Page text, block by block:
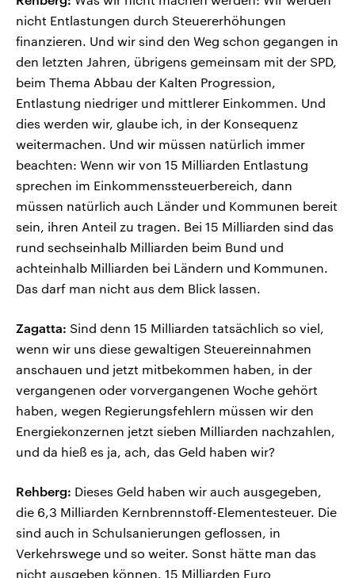
nicht Entlastungen durch Steuererhöhungen
finanzieren. Und wir sind den Weg schon gegangen in
den letzten Jahren, übrigens gemeinsam mit der SPD,
beim Thema Abbau der Kalten Progression,
Entlastung niedriger und mittlerer Einkommen. Und
dies werden wir, glaube ich, in der Konsequenz
weitermachen. Und wir müssen natürlich immer
beachten: Wenn wir von 15 Milliarden Entlastung
sprechen im Einkommenssteuerbereich, dann
müssen natürlich auch Länder und Kommunen bereit
sein, ihren Anteil zu tragen. Bei 15 Milliarden sind das
rund sechseinhalb Milliarden beim Bund und
achteinhalb Milliarden bei Ländern und Kommunen.
Das darf man nicht aus dem Blick lassen.
Zagatta: Sind denn 15 Milliarden tatsächlich so viel,
wenn wir uns diese gewaltigen Steuereinnahmen
anschauen und jetzt mitbekommen haben, in der
vergangenen oder vorvergangenen Woche gehört
haben, wegen Regierungsfehlern müssen wir den
Energiekonzernen jetzt sieben Milliarden nachzahlen,
und da hieß es ja, ach, das Geld haben wir?
Rehberg: Dieses Geld haben wir auch ausgegeben,
die 6,3 Milliarden Kernbrennstoff-Elementesteuer. Die
sind auch in Schulsanierungen geflossen, in
Verkehrswege und so weiter. Sonst hätte man das
nicht ausgeben können. 15 Milliarden Euro